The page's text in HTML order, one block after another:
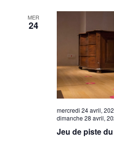
MER
24
Jeu de piste
mercredi 24 avril,
dimanche 28 avril,